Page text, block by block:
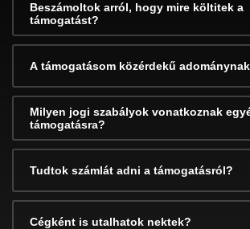
Beszámoltok arról, hogy mire költitek a
támogatást?
A támogatásom közérdekű
Milyen jogi szabályok vonatkoznak
támogatásra?
Tudtok számlát adni a támogatásról?
Cégként is utalhatok nektek?